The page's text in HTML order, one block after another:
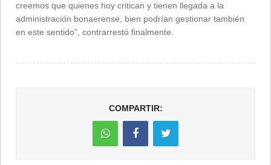
creemos que quienes hoy critican y tienen llegada a la
administración bonaerense, bien podrían gestionar también
en este sentido”, contrarrestó finalmente.
COMPARTIR: